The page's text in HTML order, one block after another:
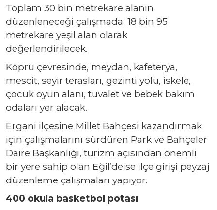
Toplam 30 bin metrekare alanın
düzenleneceği çalışmada, 18 bin 95
metrekare yeşil alan olarak
değerlendirilecek.
Köprü çevresinde, meydan, kafeterya,
mescit, seyir terasları, gezinti yolu, iskele,
çocuk oyun alanı, tuvalet ve bebek bakım
odaları yer alacak.
Ergani ilçesine Millet Bahçesi kazandırmak
için çalışmalarını sürdüren Park ve Bahçeler
Daire Başkanlığı, turizm açısından önemli
bir yere sahip olan Eğil’deise ilçe girişi peyzaj
düzenleme çalışmaları yapıyor.
400 okula basketbol potası